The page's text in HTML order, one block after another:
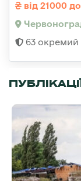
від 21000
63 окремий